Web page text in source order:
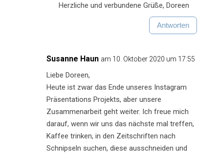
Herzliche und verbundene Grüße, Doreen
Antworten
Susanne Haun am 10. Oktober 2020 um 17:55
Liebe Doreen,
Heute ist zwar das Ende unseres Instagram
Präsentations Projekts, aber unsere
Zusammenarbeit geht weiter. Ich freue mich
darauf, wenn wir uns das nächste mal treffen,
Kaffee trinken, in den Zeitschriften nach
Schnipseln suchen, diese ausschneiden und